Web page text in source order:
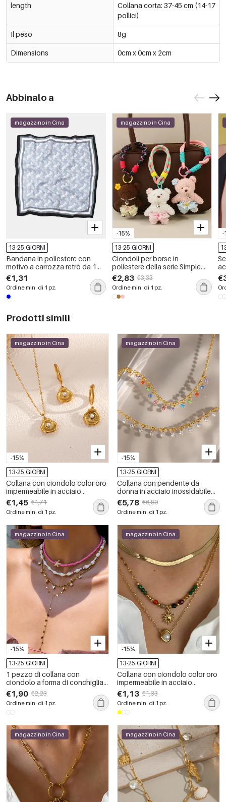
length
Collana corta: 37-45 cm (14-17
pollici)
Il peso 8g
Dimensions 0cm x 0cm x 2cm
Abbinalo a
magazzino in Cina
13-25 GIORNI
Bandana in poliestere con
motivo a carrozza retrò da 1
pezzo
€1,31
Ordine min. di 1 pz.
-15%
magazzino in Cina
13-25 GIORNI
Ciondoli per borse in
poliestere della serie Simple
con simpatici animali dei
cartoni animati
€2,83 €3,33
Ordine min. di 1 pz.
-
Prodotti simili
-15%
magazzino in Cina
13-25 GIORNI
Collana con ciondolo color oro
impermeabile in acciaio
inossidabile con conchiglia da
1 pezzo
€1,45 €1,71
Ordine min. di 1 pz.
-15%
magazzino in Cina
13-25 GIORNI
Collana con pendente da
donna in acciaio inossidabile
impermeabile color oro con
zirconi
€5,78 €6,80
Ordine min. di 1 pz.
-15%
magazzino in Cina
13-25 GIORNI
1 pezzo di collana con
ciondolo a forma di conchiglia
per le vacanze, in acciaio
inossidabile, impermeabile,
color oro, da donna
€1,90 €2,23
Ordine min. di 1 pz.
-15%
magazzino in Cina
13-25 GIORNI
Collana con ciondolo color oro
impermeabile in acciaio
inossidabile da 1 pezzo
€1,13 €1,33
Ordine min. di 1 pz.
magazzino in Cina magazzino in Cina